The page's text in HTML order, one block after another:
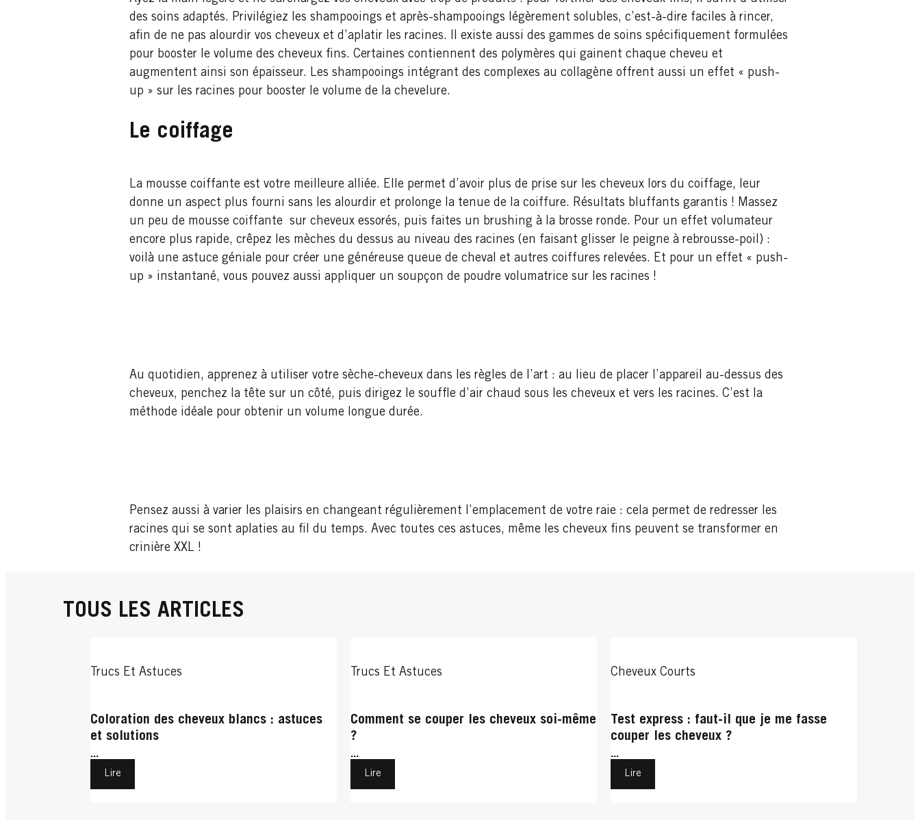
des soins adaptés. Privilégiez les shampooings et après-shampooings légèrement solubles, c’est-à-dire faciles à rincer,
afin de ne pas alourdir vos cheveux et d’aplatir les racines. Il existe aussi des gammes de soins spécifiquement formulées
pour booster le volume des cheveux fins. Certaines contiennent des polymères qui gainent chaque cheveu et
augmentent ainsi son épaisseur. Les shampooings intégrant des complexes au collagène offrent aussi un effet « push-
up » sur les racines pour booster le volume de la chevelure.
Le coiffage
La mousse coiffante est votre meilleure alliée. Elle permet d’avoir plus de prise sur les cheveux lors du coiffage, leur
donne un aspect plus fourni sans les alourdir et prolonge la tenue de la coiffure. Résultats bluffants garantis ! Massez
un peu de mousse coiffante sur cheveux essorés, puis faites un brushing à la brosse ronde. Pour un effet volumateur
encore plus rapide, crêpez les mèches du dessus au niveau des racines (en faisant glisser le peigne à rebrousse-poil) :
voilà une astuce géniale pour créer une généreuse queue de cheval et autres coiffures relevées. Et pour un effet « push-
up » instantané, vous pouvez aussi appliquer un soupçon de poudre volumatrice sur les racines !
Au quotidien, apprenez à utiliser votre sèche-cheveux dans les règles de l’art : au lieu de placer l’appareil au-dessus des
cheveux, penchez la tête sur un côté, puis dirigez le souffle d’air chaud sous les cheveux et vers les racines. C’est la
méthode idéale pour obtenir un volume longue durée.
Pensez aussi à varier les plaisirs en changeant régulièrement l’emplacement de votre raie : cela permet de redresser les
racines qui se sont aplaties au fil du temps. Avec toutes ces astuces, même les cheveux fins peuvent se transformer en
crinière XXL !
TOUS LES ARTICLES
Trucs Et Astuces
Coloration des cheveux blancs : astuces
et solutions
...
Lire
Trucs Et Astuces
Comment se couper les cheveux soi-même
?
...
Lire
Cheveux Courts
Test express : faut-il que je me fasse
couper les cheveux ?
...
Lire